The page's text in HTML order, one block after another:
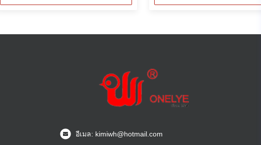
อีเมล: kimiwh@hotmail.com